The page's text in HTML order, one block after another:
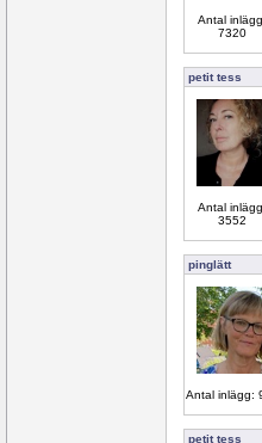
Antal
7320
petit tess
Antal
3552
pinglätt
Antal inlägg:
petit tess